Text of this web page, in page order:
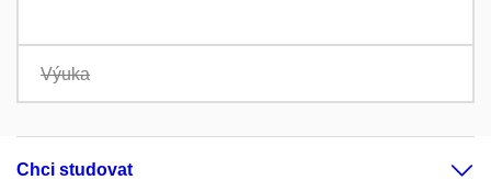
Výuka
Chci studovat